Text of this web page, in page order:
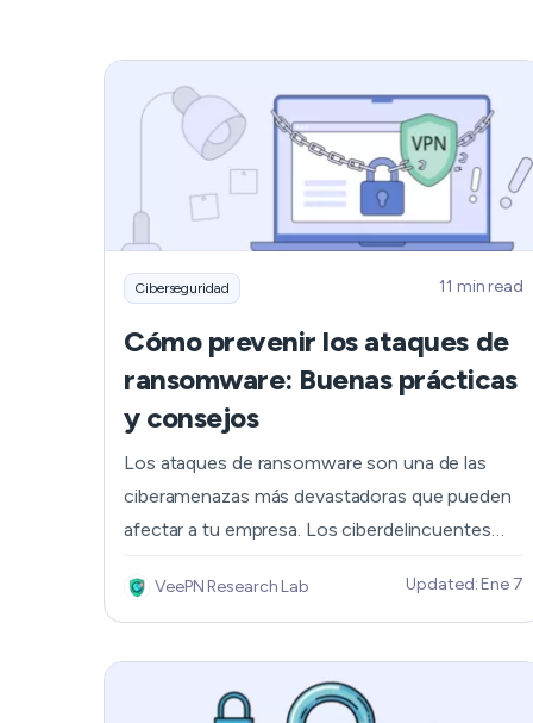
See All Apps
VPN
See
Ciberseguridad 11 min read
Cómo prevenir los ataques de
ransomware: Buenas prácticas
y consejos
Los ataques de ransomware son una de las
ciberamenazas más devastadoras que pueden
afectar a tu empresa. Los ciberdelincuentes
exigen rescates más elevados cada año. De
hecho, el rescate medio exigido por los hackers
en 2024 es de 2.740 millones de dólares, lo
que supone un aumento de 1 millón de dólares
VeePN Research Lab Updated: Ene 7